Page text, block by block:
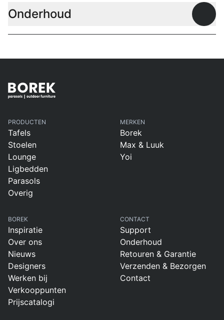
Onderhoud
PRODUCTEN
Tafels
Stoelen
Lounge
Ligbedden
Parasols
Overig
MERKEN
Borek
Max & Luuk
Yoi
BOREK
Inspiratie
Over ons
Nieuws
Designers
Werken bij
Verkooppunten
Prijscatalogi
CONTACT
Support
Onderhoud
Retouren & Garantie
Verzenden & Bezorgen
Contact